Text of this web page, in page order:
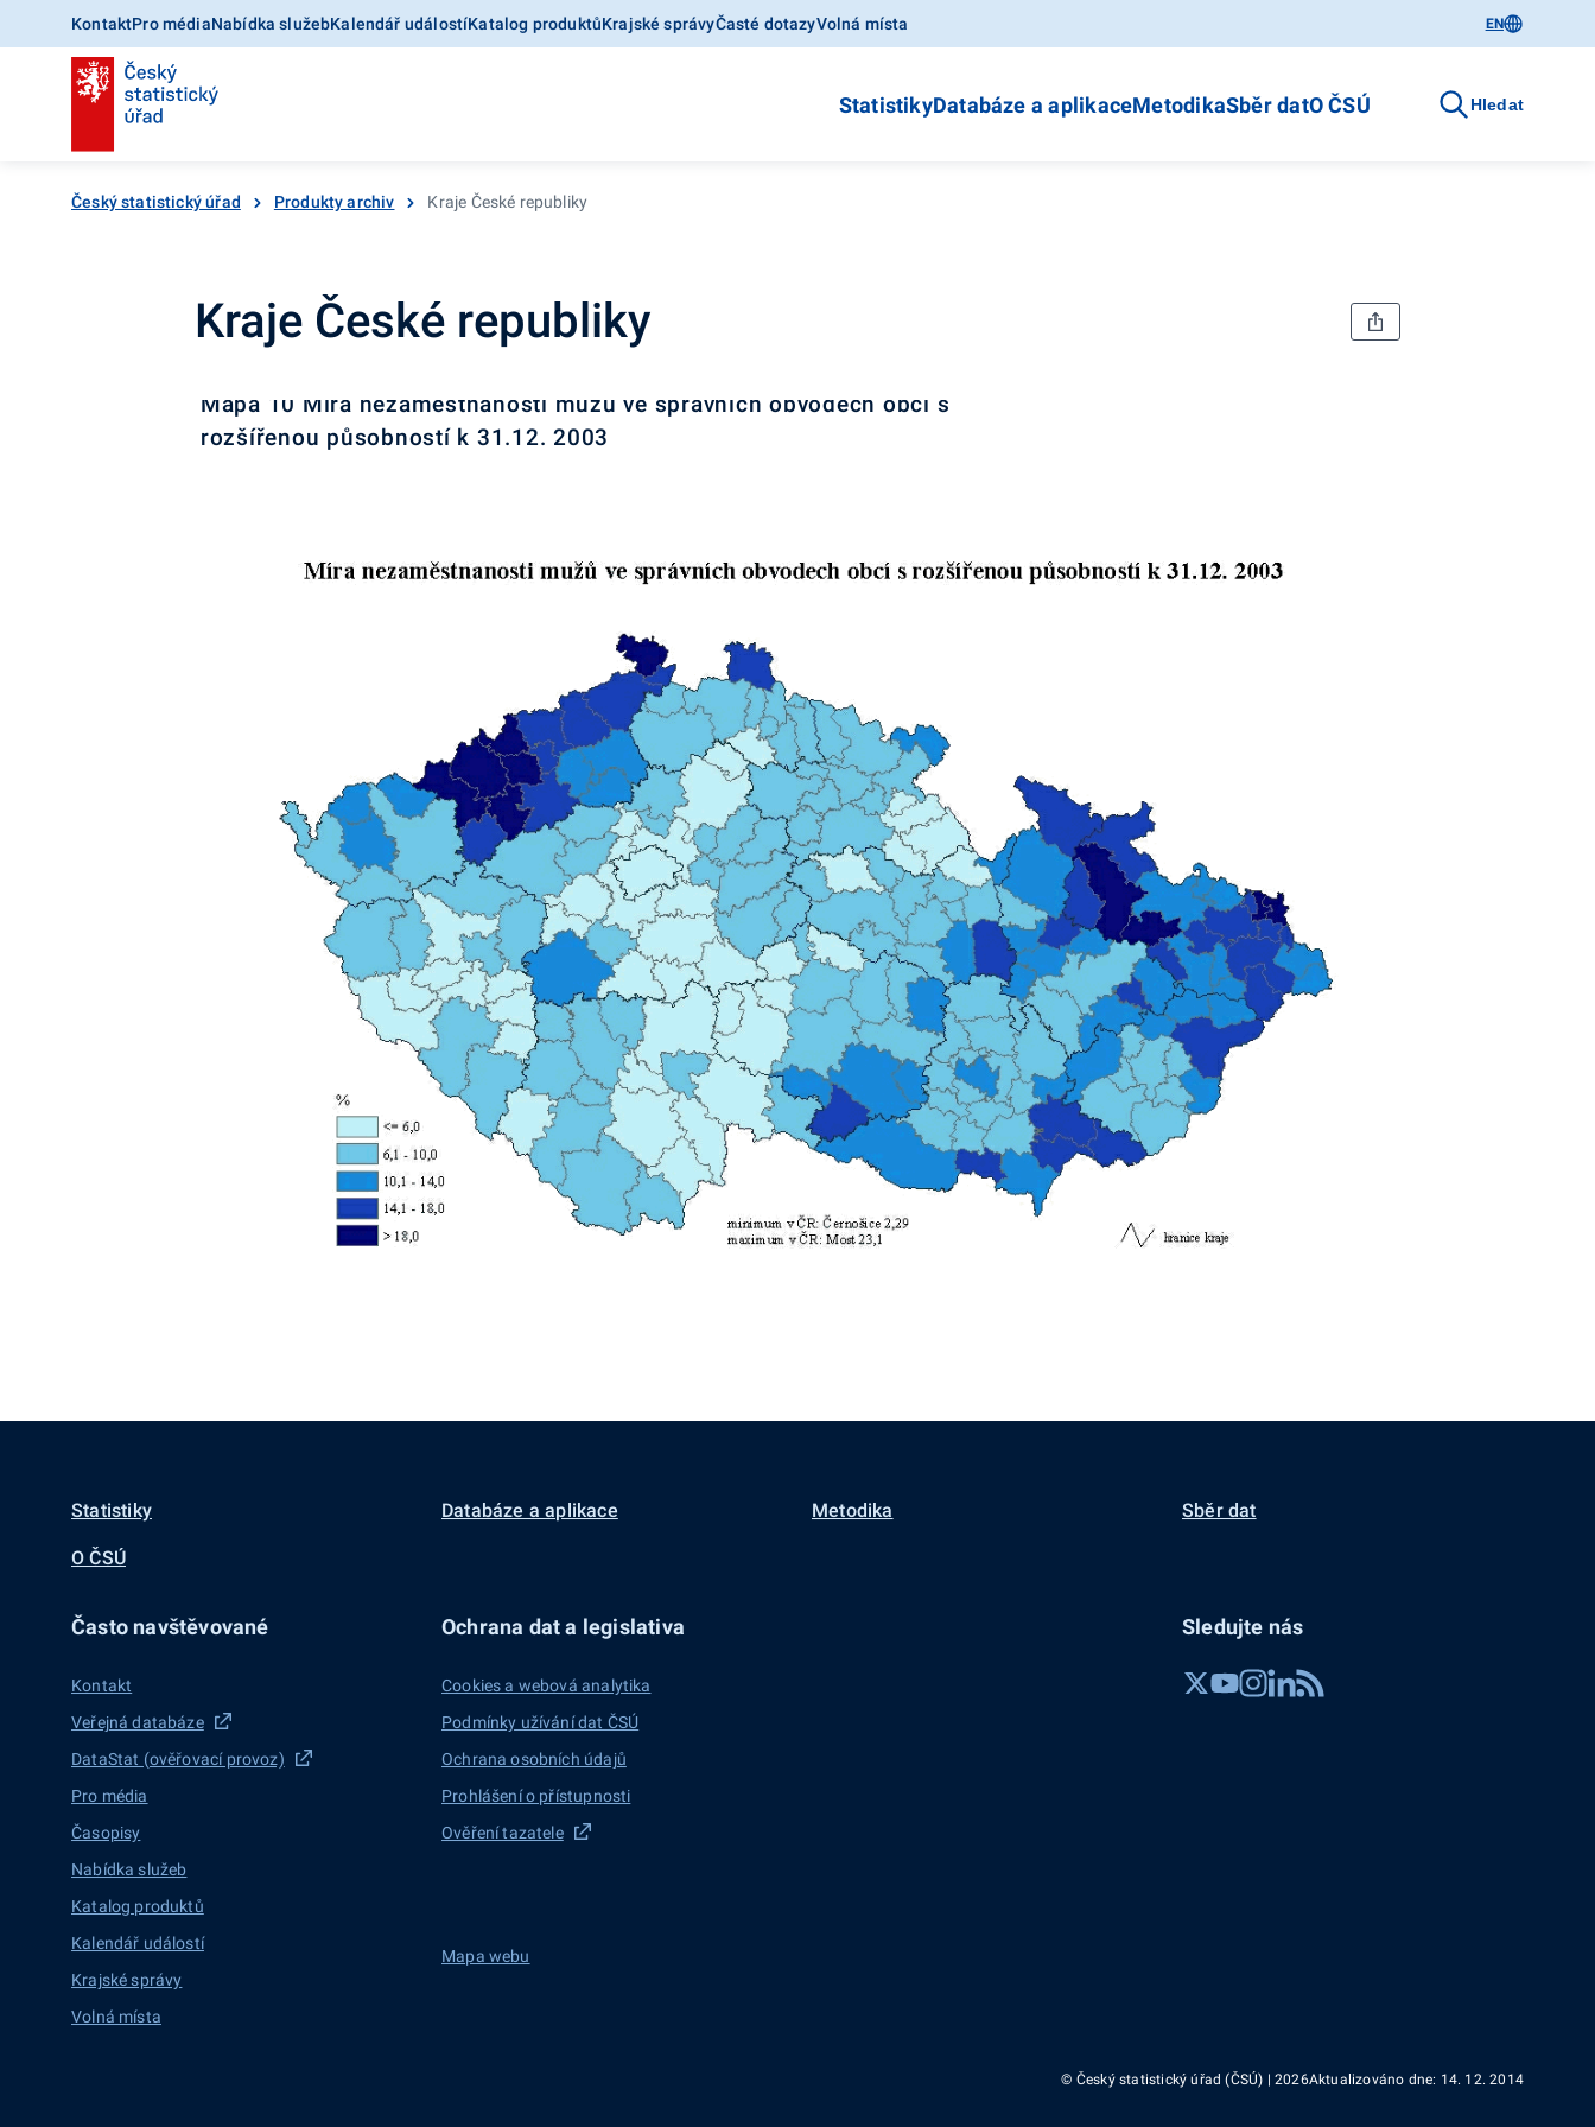
KontaktPro médiaNabídka služebKalendář událostíKatalog produktůKrajské správyČasté dotazyVolná místa EN
StatistikyDatabáze a aplikaceMetodikaSběr datO ČSÚ Hledat
Český statistický úřad Produkty archiv Kraje České republiky
Kraje České republiky
Mapa 10 Míra nezaměstnanosti mužů ve správních obvodech obcí s
rozšířenou působností k 31.12. 2003
Statistiky Databáze a aplikace Metodika Sběr dat
O ČSÚ
Často navštěvované
Kontakt
Veřejná databáze
DataStat (ověřovací provoz)
Pro média
Časopisy
Nabídka služeb
Katalog produktů
Kalendář událostí
Krajské správy
Volná místa
Ochrana dat a legislativa
Cookies a webová analytika
Podmínky užívání dat ČSÚ
Ochrana osobních údajů
Prohlášení o přístupnosti
Ověření tazatele
Mapa webu
Sledujte nás
© Český statistický úřad (ČSÚ) | 2026Aktualizováno dne: 14. 12. 2014